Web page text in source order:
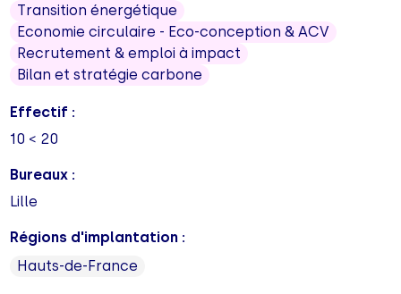
Transition énergétique
Economie circulaire - Eco-conception & ACV
Recrutement & emploi à impact
Bilan et stratégie carbone
Effectif :
10 < 20
Bureaux :
Lille
Régions d'implantation :
Hauts-de-France